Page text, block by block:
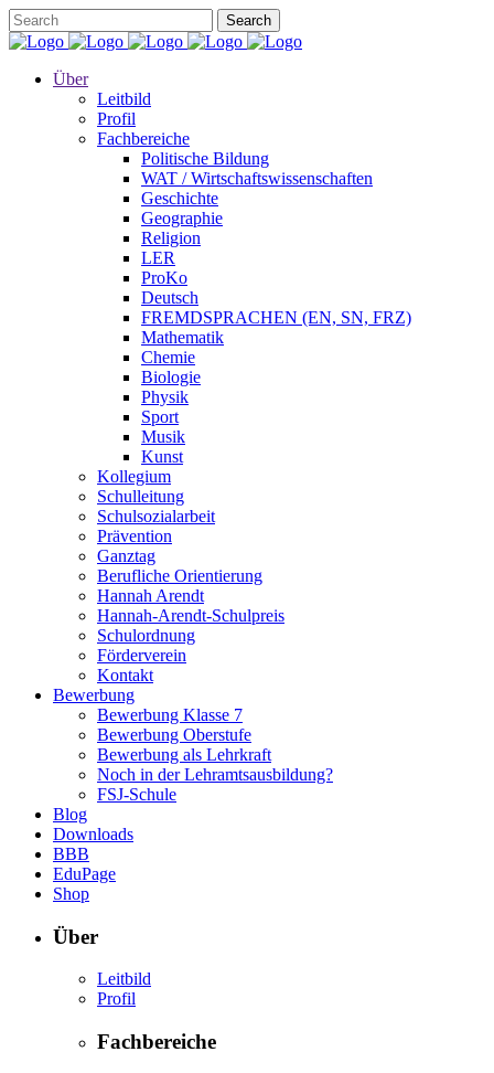
Über
Leitbild
Profil
Fachbereiche
Politische Bildung
WAT / Wirtschaftswissenschaften
Geschichte
Geographie
Religion
LER
ProKo
Deutsch
FREMDSPRACHEN (EN, SN, FRZ)
Mathematik
Chemie
Biologie
Physik
Sport
Musik
Kunst
Kollegium
Schulleitung
Schulsozialarbeit
Prävention
Ganztag
Berufliche Orientierung
Hannah Arendt
Hannah-Arendt-Schulpreis
Schulordnung
Förderverein
Kontakt
Bewerbung
Bewerbung Klasse 7
Bewerbung Oberstufe
Bewerbung als Lehrkraft
Noch in der Lehramtsausbildung?
FSJ-Schule
Blog
Downloads
BBB
EduPage
Shop
Über
Leitbild
Profil
Fachbereiche